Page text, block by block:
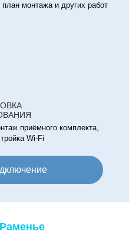
монтажа и других работ
приёмного комплекта,
Wi-Fi